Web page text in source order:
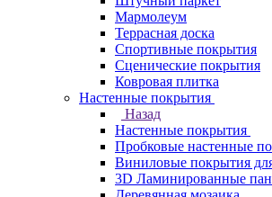
Мармолеум
Террасная доска
Спортивные покрытия
Сценические покрытия
Ковровая плитка
Настенные покрытия
Назад
Настенные покрытия
Пробковые настенные
Виниловые покрытия
3D Ламинированные